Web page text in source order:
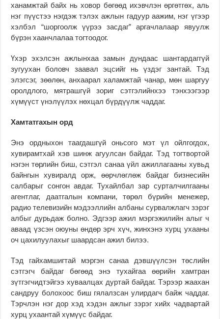
ханамжтай байх нь ховор бөгөөд ихэвчлэн өргөтгөх, аль
нэг пүүстээ нэгдэж тэлэх ажлын гадуур аажим, нэг үгээр
хэлбэл “шоргоолж үүрээ засдаг” аргачлалаар явуулж
бүрэн хаанчлалаа тогтоодог.
Үхэр эхэлсэн ажлынхаа замын дундаас шантардаггүй
зугуухан боловч заавал эцсийг нь үздэг зантай. Тэд
элэгсэг, зөөлөн, анхаарал халамжтай чанар, мөн шаргуу
оролдлого, мятрашгүй зориг сэтгэлийнхээ тэнхээгээр
хүмүүст үнэлүүлэх нөхцал бүрдүүлж чаддаг.
Хамтатгахын орд
Энэ ордныхон таагдашгүй оньсого мэт үл ойлгогдох,
хувирамтхай хэв шинж агуулсан байдаг. Тэд тогтвортой
нэгэн төрлийн биш, сэтгэл санаа үйл ажиллагааны хувьд
байнгын хувиралд орж, өөрчлөглөж байдаг бизнесийн
салбарыг сонгон авдаг. Тухайлбал зар сурталчилгааны
агентлаг, даатгалын компани, төрөл бүрийн менежер,
радио телевизийн мэдээллийн албаны сурвалжлагч зэрэг
албыг дурьдаж болно. Эдгээр ажил мэргэжилийн алыг ч
аваад үзсэн оюуны өндөр эрч хүч, жинхэнэ хурц ухааны
оч цахилуулахыг шаардсан ажил билээ.
Тэд гайхамшигтай мэргэн санаа дэвшүүлсэн төслийн
сэтгэгч байдаг бөгөөд энэ тухайгаа өөрийн хамтран
зүтгэгчидтэйгээ хуваалцах дуртай байдаг. Тэрээр жаахан
сандруу болохоос биш гялалзсан улирдагч байж чаддаг.
Тэрчлэн нэг дор хэд хэдэн ажлыг зэрэг хийх чадвартай
хурц ухаантай хүмүүс байдаг.